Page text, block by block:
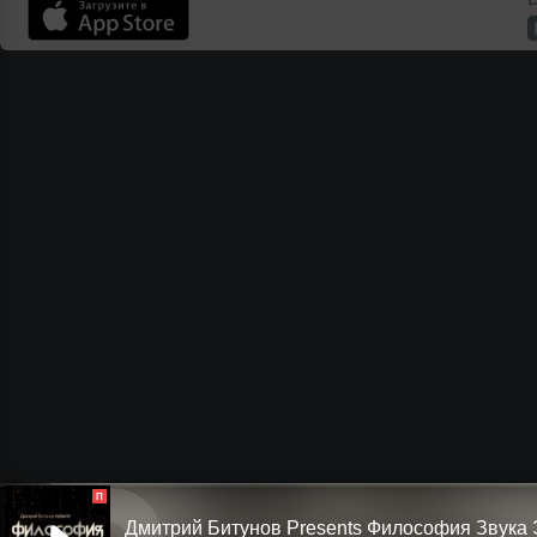
П
Дмитрий Битунов Presents Филоcофия Звука